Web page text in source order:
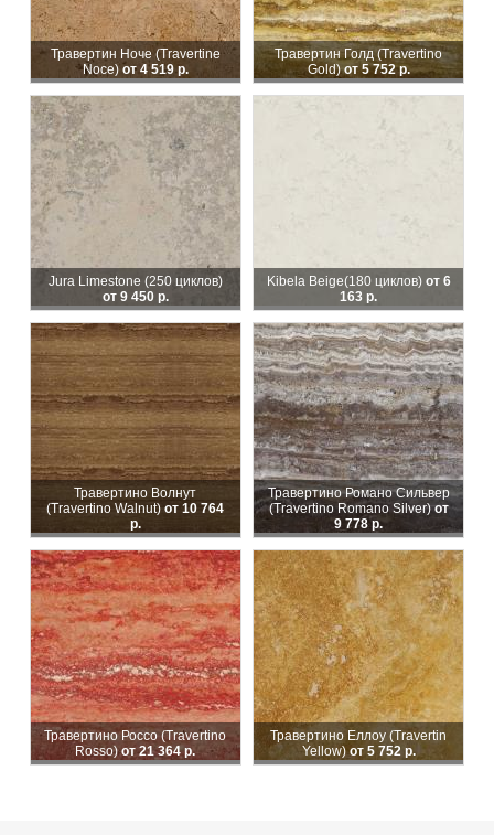
Травертин Ноче (Travertine
Noce) от 4 519 р.
Травертин Голд (Travertino
Gold)от 5 752 р.
Jura Limestone (250 циклов)
от 9 450 р.
Kibela Beige(180 циклов) от 6
163 р.
Травертино Волнут
(Travertino Walnut)от 10 764
р.
Травертино Романо Сильвер
(Travertino Romanо Silver)от
9 778 р.
Травертино Россо (Travertino
Rosso)от 21 364 р.
Травертино Еллоу (Travertin
Yellow)от 5 752 р.